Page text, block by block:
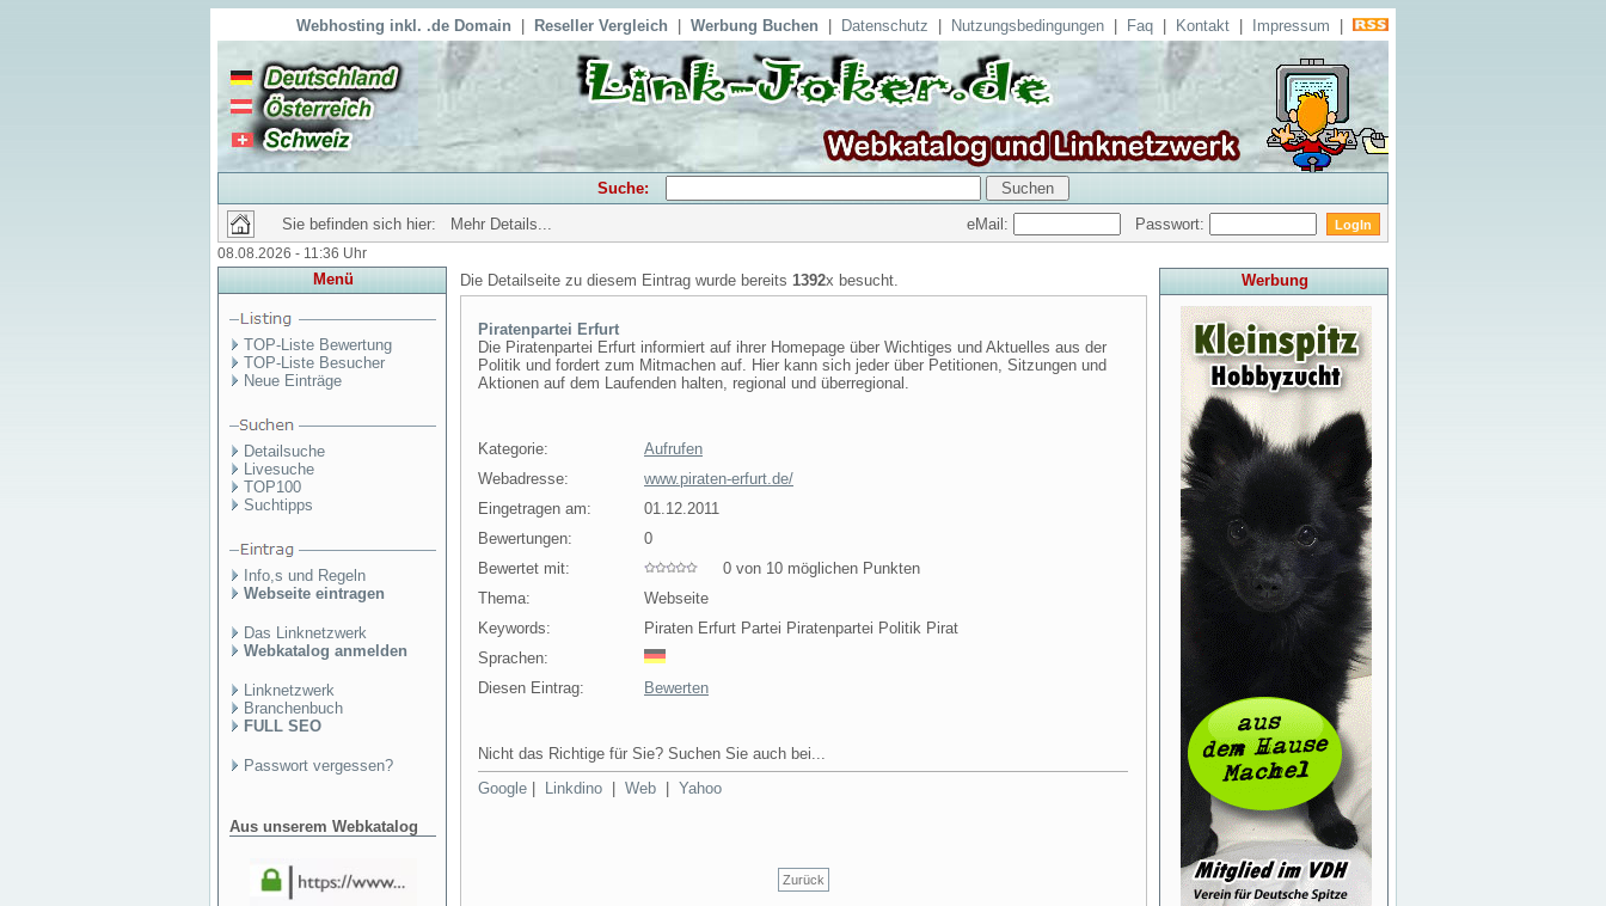
Webhosting inkl. .de Domain Reseller Vergleich Werbung Buchen Datenschutz Nutzungsbedingungen Faq Kontakt Impressum
Suche:
Sie befinden sich hier: Mehr Details...
eMail: Passwort:
08.08.2026 - 11:36 Uhr
Menü
TOP-Liste Bewertung
TOP-Liste Besucher
Neue Einträge
Detailsuche
Livesuche
TOP100
Suchtipps
Info,s und Regeln
Webseite eintragen
Das Linknetzwerk
Webkatalog anmelden
Linknetzwerk
Branchenbuch
FULL SEO
Passwort vergessen?
Aus unserem Webkatalog
Die Detailseite zu diesem Eintrag wurde bereits 1392x besucht.
Piratenpartei Erfurt
Die Piratenpartei Erfurt informiert auf ihrer Homepage über Wichtiges und Aktuelles aus der
Politik und fordert zum Mitmachen auf. Hier kann sich jeder über Petitionen, Sitzungen und
Aktionen auf dem Laufenden halten, regional und überregional.
Kategorie:
Aufrufen
Webadresse:
www.piraten-erfurt.de/
Eingetragen am:
01.12.2011
Bewertungen:
0
Bewertet mit:
0 von 10 möglichen Punkten
Thema:
Webseite
Keywords:
Piraten Erfurt Partei Piratenpartei Politik Pirat
Sprachen:
Diesen Eintrag:
Bewerten
Nicht das Richtige für Sie? Suchen Sie auch bei...
Google
Linkdino Web Yahoo
Zurück
Werbung